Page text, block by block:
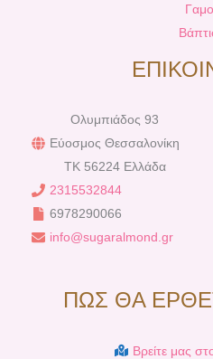
Ολυμπιάδος 93
Εύοσμος Θεσσαλονίκη
TK 56224 Ελλάδα
2315532844
6978290066
info@sugaralmond.gr
ΠΩΣ ΘΑ
Βρείτε μας